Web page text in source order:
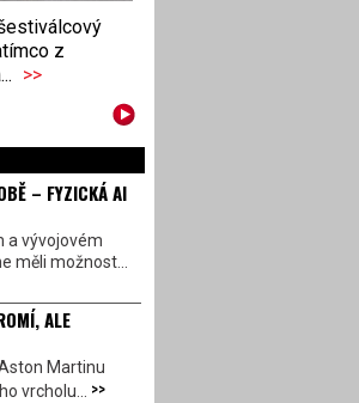
z
>>
– FYZICKÁ AI
a vývojovém
měli možnost...
ALE
Martinu
vrcholu... >>